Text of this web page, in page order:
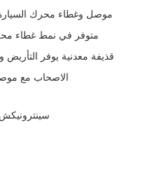
موصل وغطاء محرك السيارة
متوفر في نمط غطاء
قذيفة معدنية يوفر التأريض
الاصحاب مع